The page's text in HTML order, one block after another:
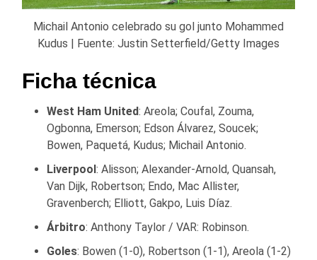
Michail Antonio celebrado su gol junto Mohammed
Kudus | Fuente: Justin Setterfield/Getty Images
Ficha técnica
West Ham United: Areola; Coufal, Zouma,
Ogbonna, Emerson; Edson Álvarez, Soucek;
Bowen, Paquetá, Kudus; Michail Antonio.
Liverpool: Alisson; Alexander-Arnold, Quansah,
Van Dijk, Robertson; Endo, Mac Allister,
Gravenberch; Elliott, Gakpo, Luis Díaz.
Árbitro: Anthony Taylor / VAR: Robinson.
Goles: Bowen (1-0), Robertson (1-1), Areola (1-2)